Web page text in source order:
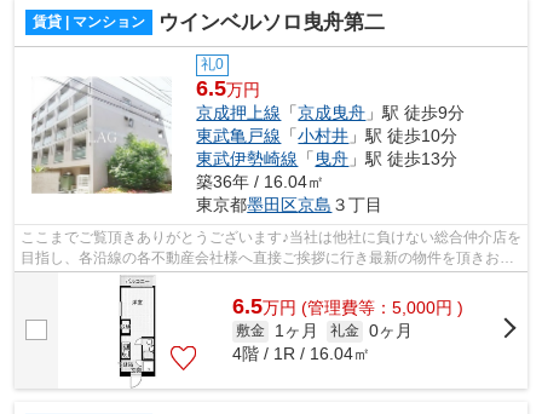
賃貸 | マンション ウインベルソロ曳舟第二
礼0
6.5万円
京成押上線 「京成曳舟 」駅 徒歩9分
東武亀戸線 「小村井 」駅 徒歩10分
東武伊勢崎線 「曳舟 」駅 徒歩13分
築36年 / 16.04㎡
東京都墨田区京島 ３丁目
ここまでご覧頂きありがとうございます♪当社は他社に負けない総合仲介店を
目指し、各沿線の各不動産会社様へ直接ご挨拶に行き最新の物件を頂きお客
様へ提供しております！最新の情報は...
6.5万円 (管理費等：5,000円 )
敷金 1ヶ月 礼金 0ヶ月
4階 / 1R / 16.04㎡